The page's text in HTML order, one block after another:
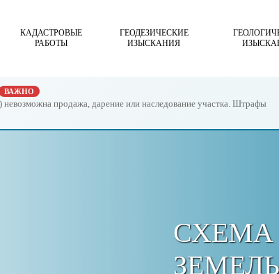
КАДАСТРОВЫЕ
РАБОТЫ
ГЕОДЕЗИЧЕСКИЕ
ИЗЫСКАНИЯ
ВАЖНО
невозможна продажа, дарение или наследование участка. Штрафы
СХЕМА